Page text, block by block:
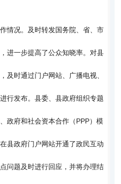
况。及时转发国务院、省、市
进一步提高了公众知晓率。对县
及时通过门户网站、广播电视、
行发布。县委、县政府组织专题
政府和社会资本合作（PPP）模
县政府门户网站开通了政民互动
问题及时进行回应，并将办理结